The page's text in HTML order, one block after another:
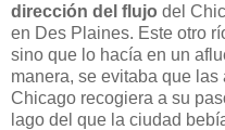
dirección del flujo del
en Des Plaines. Este otro
sino que lo hacía en un
manera, se evitaba que las
Chicago recogiera a su
lago del que la ciudad